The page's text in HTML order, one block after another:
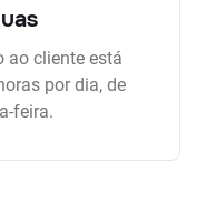
ao cliente está
por dia, de
feira.